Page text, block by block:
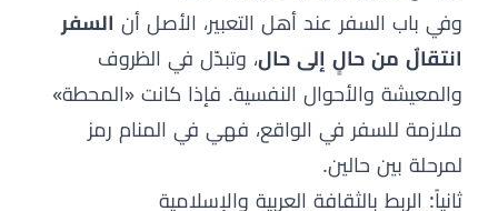
وفي باب السفر عند أهل التعبير، الأصل أن السفر
انتقالٌ من حالٍ إلى حال، وتبدّل في الظروف
والمعيشة والأحوال النفسية. فإذا كانت «المحطة»
ملازمة للسفر في الواقع، فهي في المنام رمز
لمرحلة بين حالين.
ثانياً: الربط بالثقافة العربية والإسلامية